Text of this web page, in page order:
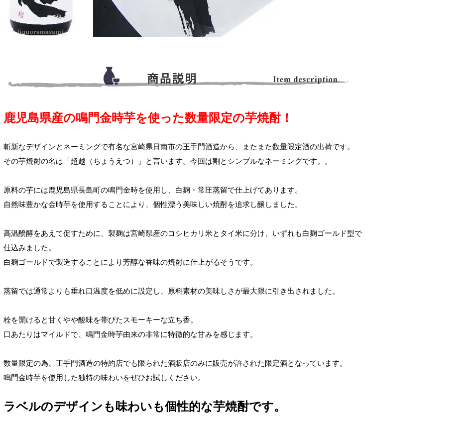
鹿児島県産の鳴門金時芋を使った数量限定の芋焼酎！
斬新なデザインとネーミングで有名な宮崎県日南市の王手門酒造から、またまた数量限定酒の出荷です。
その芋焼酎の名は「超越（ちょうえつ）」と言います。今回は割とシンプルなネーミングです。。
原料の芋には鹿児島県長島町の鳴門金時を使用し、白麹・常圧蒸留で仕上げてあります。
自然味豊かな金時芋を使用することにより、個性漂う美味しい焼酎を追求し醸しました。
高温醗酵をあえて促すために、製麹は宮崎県産のコシヒカリ米とタイ米に分け、いずれも白麹ゴールド型で
仕込みました。
白麹ゴールドで製造することにより芳醇な香味の焼酎に仕上がるそうです。
蒸留では通常よりも垂れ口温度を低めに設定し、原料素材の美味しさが最大限に引き出されました。
栓を開けると甘くやや酸味を帯びたスモーキーな立ち香。
口あたりはマイルドで、鳴門金時芋由来の非常に特徴的な甘みを感じます。
数量限定の為、王手門酒造の特約店でも限られた酒販店のみに販売が許された限定酒となっています。
鳴門金時芋を使用した独特の味わいをぜひお試しください。
ラベルのデザインも味わいも個性的な芋焼酎です。